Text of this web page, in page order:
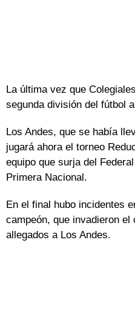
La última vez que
segunda división del fútbol
Los Andes, que se había
jugará ahora el torneo
equipo que surja del
Primera Nacional.
En el final hubo incidentes
campeón, que invadieron el
allegados a Los Andes.